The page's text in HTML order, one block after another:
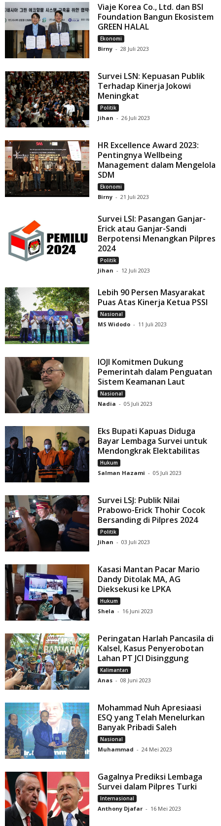
Viaje Korea Co., Ltd. dan BSI
Foundation Bangun Ekosistem
GREEN HALAL
Ekonomi
Birny - 28 Juli 2023
Survei LSN: Kepuasan Publik
Terhadap Kinerja Jokowi
Meningkat
Politik
Jihan - 26 Juli 2023
HR Excellence Award 2023:
Pentingnya Wellbeing
Management dalam Mengelola
SDM
Ekonomi
Birny - 21 Juli 2023
Survei LSI: Pasangan Ganjar-
Erick atau Ganjar-Sandi
Berpotensi Menangkan Pilpres
2024
Politik
Jihan - 12 Juli 2023
Lebih 90 Persen Masyarakat
Puas Atas Kinerja Ketua PSSI
Nasional
MS Widodo - 11 Juli 2023
IOJI Komitmen Dukung
Pemerintah dalam Penguatan
Sistem Keamanan Laut
Nasional
Nadia - 05 Juli 2023
Eks Bupati Kapuas Diduga
Bayar Lembaga Survei untuk
Mendongkrak Elektabilitas
Hukum
Salman Hazami - 05 Juli 2023
Survei LSJ: Publik Nilai
Prabowo-Erick Thohir Cocok
Bersanding di Pilpres 2024
Politik
Jihan - 03 Juli 2023
Kasasi Mantan Pacar Mario
Dandy Ditolak MA, AG
Dieksekusi ke LPKA
Hukum
Shela - 16 Juni 2023
Peringatan Harlah Pancasila di
Kalsel, Kasus Penyerobotan
Lahan PT JCI Disinggung
Kalimantan
Anas - 08 Juni 2023
Mohammad Nuh Apresiaasi
ESQ yang Telah Menelurkan
Banyak Pribadi Saleh
Nasional
Muhammad - 24 Mei 2023
Gagalnya Prediksi Lembaga
Survei dalam Pilpres Turki
Internasional
Anthony Djafar - 16 Mei 2023